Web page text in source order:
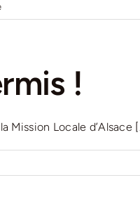
!
Locale d’Alsace